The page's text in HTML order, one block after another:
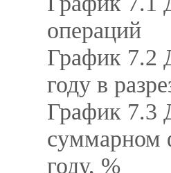
операций
График 7.2
году в
График 7.3
суммарном
году, %